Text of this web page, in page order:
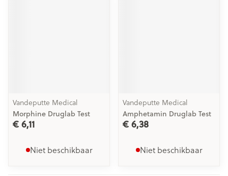
Vandeputte Medical
Morphine Druglab Test
€ 6,11
Niet beschikbaar
Vandeputte Medical
Amphetamin Druglab Test
€ 6,38
Niet beschikbaar